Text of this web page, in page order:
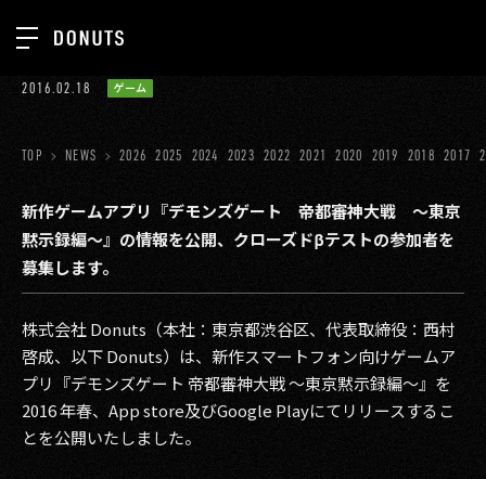
ジョブカン
ゲーム
ミクチャ
医療(CLIUS)
出版メディア
美少女図鑑
イベント
TOP
ABOUT
SERVICES
GROUP
RECRUIT
CONTACT
2016.02.18 ゲーム
TOP NEWS 2026 2025 2024 2023 2022 2021 2020 2019 2018 2017
新作ゲームアプリ『デモンズゲート 帝都審神大戦 ～東京
黙示録編～』の情報を公開、クローズドβテストの参加者を
募集します。
株式会社 Donuts（本社：東京都渋谷区、代表取締役：西村
啓成、以下 Donuts）は、新作スマートフォン向けゲームア
プリ『デモンズゲート 帝都審神大戦 ～東京黙示録編～』を
2016 年春、App store及びGoogle Playにてリリースするこ
とを公開いたしました。